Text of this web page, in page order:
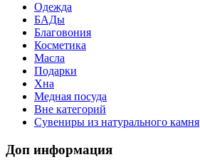
Одежда
БАДы
Благовония
Косметика
Масла
Подарки
Хна
Медная посуда
Вне категорий
Сувениры из натурального камня
Доп информация